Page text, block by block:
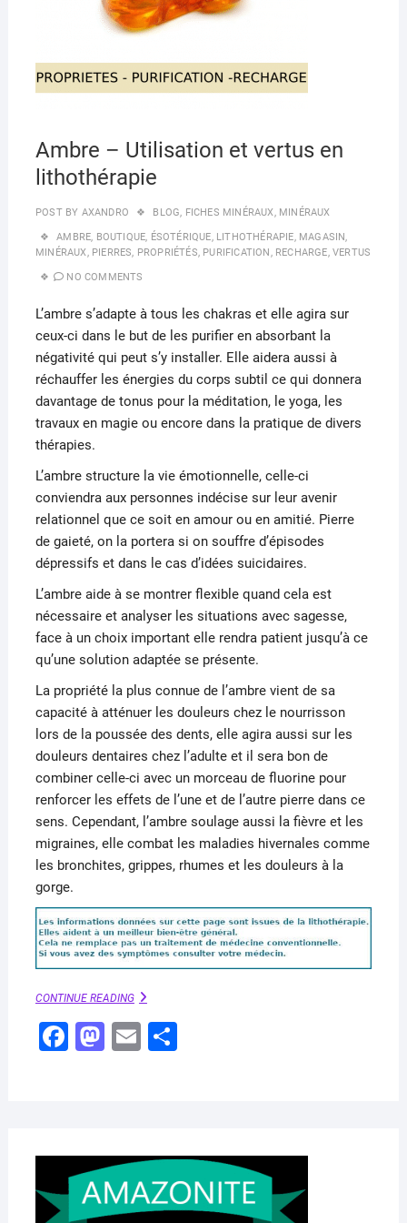
Ambre – Utilisation et vertus en
lithothérapie
POST BY AXANDRO BLOG, FICHES MINÉRAUX, MINÉRAUX
AMBRE, BOUTIQUE, ÉSOTÉRIQUE, LITHOTHÉRAPIE, MAGASIN,
MINÉRAUX, PIERRES, PROPRIÉTÉS, PURIFICATION, RECHARGE,VERTUS
NO COMMENTS
L’ambre s’adapte à tous les chakras et elle agira sur
ceux-ci dans le but de les purifier en absorbant la
négativité qui peut s’y installer. Elle aidera aussi à
réchauffer les énergies du corps subtil ce qui donnera
davantage de tonus pour la méditation, le yoga, les
travaux en magie ou encore dans la pratique de divers
thérapies.
L’ambre structure la vie émotionnelle, celle-ci
conviendra aux personnes indécise sur leur avenir
relationnel que ce soit en amour ou en amitié. Pierre
de gaieté, on la portera si on souffre d’épisodes
dépressifs et dans le cas d’idées suicidaires.
L’ambre aide à se montrer flexible quand cela est
nécessaire et analyser les situations avec sagesse,
face à un choix important elle rendra patient jusqu’à ce
qu’une solution adaptée se présente.
La propriété la plus connue de l’ambre vient de sa
capacité à atténuer les douleurs chez le nourrisson
lors de la poussée des dents, elle agira aussi sur les
douleurs dentaires chez l’adulte et il sera bon de
combiner celle-ci avec un morceau de fluorine pour
renforcer les effets de l’une et de l’autre pierre dans ce
sens. Cependant, l’ambre soulage aussi la fièvre et les
migraines, elle combat les maladies hivernales comme
les bronchites, grippes, rhumes et les douleurs à la
gorge.
CONTINUE READINGAMBRE
UTILISATION
ET
F
b
o
o
M
d
o
n
E P
er